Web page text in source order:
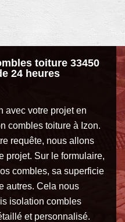
toiture 33450
24 heures
avec votre projet en
combles toiture à Izon.
requête, nous allons
projet. Sur le formulaire,
combles, sa superficie
autres. Cela nous
isolation combles
et personnalisé.